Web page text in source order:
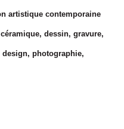
artistique contemporaine
dessin, gravure,
photographie,